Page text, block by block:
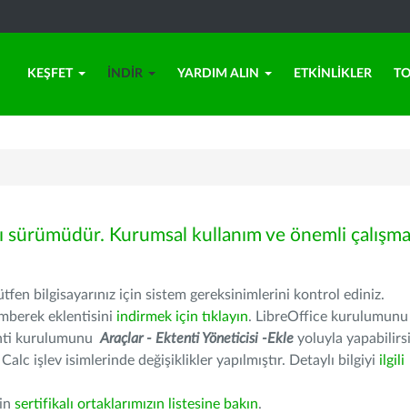
KEŞFET İNDIR YARDIM ALIN ETKINLIKLER
Kurumsal kullanım ve önemli
bilgisayarınız için sistem gereksinimlerini kontrol ediniz.
eklentisini indirmek için tıklayın. LibreOffice kurulumunu
kurulumunu Araçlar - Ektenti Yöneticisi -Ekle yoluyla
işlev isimlerinde değişiklikler yapılmıştır. Detaylı bilgiyi ilgili
sertifikalı ortaklarımızın listesine bakın.